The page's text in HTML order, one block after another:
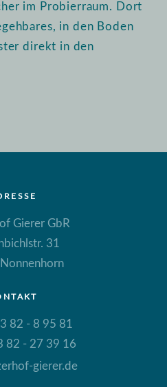
im Probierraum. Dort
in den Boden
direkt in den
Gierer GbR
31
82 - 8 95 81
82 - 27 39 16
gierer.de